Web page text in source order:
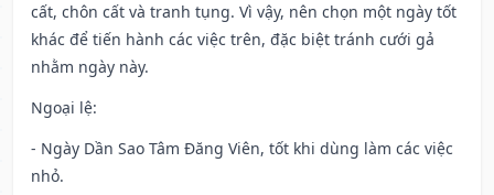
cất, chôn cất và tranh tụng. Vì vậy, nên chọn một ngày tốt
khác để tiến hành các việc trên, đặc biệt tránh cưới gả
nhằm ngày này.
Ngoại lệ:
- Ngày Dần Sao Tâm Đăng Viên, tốt khi dùng làm các việc
nhỏ.